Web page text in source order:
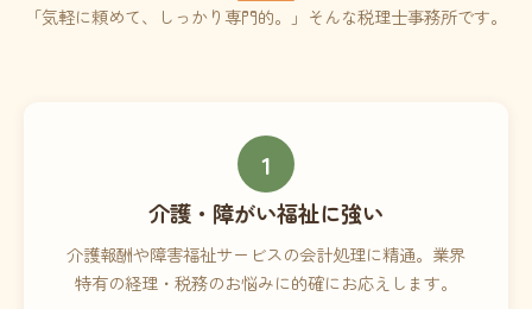
「気軽に頼めて、しっかり専門的。」そんな税理士事務所です。
1
介護・障がい福祉に強い
介護報酬や障害福祉サービスの会計処理に精通。業界
特有の経理・税務のお悩みに的確にお応えします。